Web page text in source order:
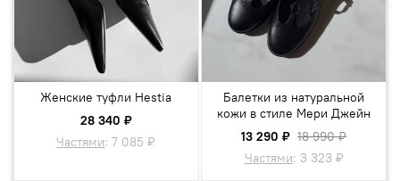
Женские туфли Hestia
28 340 ₽
Частями:7 085 ₽
Балетки из натуральной
кожи в стиле Мери Джейн
13 290 ₽ 18 990 ₽
Частями: 3 323 ₽